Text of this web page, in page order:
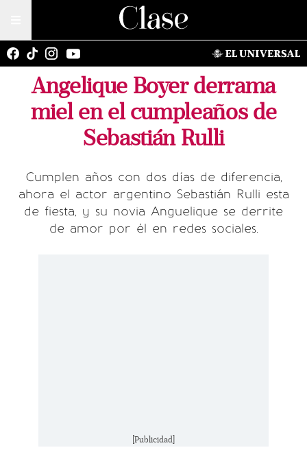
Angelique Boyer derrama
miel en el cumpleaños de
Sebastián Rulli
Cumplen años con dos días de diferencia,
ahora el actor argentino Sebastián Rulli esta
de fiesta, y su novia Anguelique se derrite
de amor por él en redes sociales.
[Publicidad]